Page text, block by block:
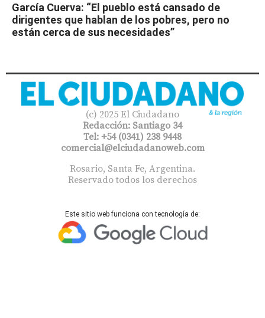
García Cuerva: “El pueblo está cansado de
dirigentes que hablan de los pobres, pero no
están cerca de sus necesidades”
(c) 2025 El Ciudadano
Redacción: Santiago 34
Tel: +54 (0341) 238 9448
comercial@elciudadanoweb.com​
Rosario, Santa Fe, Argentina.
Reservado todos los derechos
Este sitio web funciona con tecnología de: